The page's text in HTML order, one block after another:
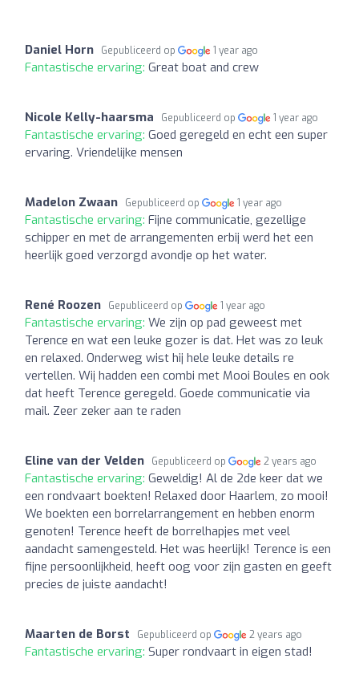
Daniel Horn Gepubliceerd op 1 year ago
Fantastische ervaring: Great boat and crew
Nicole Kelly-haarsma Gepubliceerd op 1 year ago
Fantastische ervaring: Goed geregeld en echt een super
ervaring. Vriendelijke mensen
Madelon Zwaan Gepubliceerd op 1 year ago
Fantastische ervaring: Fijne communicatie, gezellige
schipper en met de arrangementen erbij werd het een
heerlijk goed verzorgd avondje op het water.
René Roozen Gepubliceerd op 1 year ago
Fantastische ervaring: We zijn op pad geweest met
Terence en wat een leuke gozer is dat. Het was zo leuk
en relaxed. Onderweg wist hij hele leuke details re
vertellen. Wij hadden een combi met Mooi Boules en ook
dat heeft Terence geregeld. Goede communicatie via
mail. Zeer zeker aan te raden
Eline van der Velden Gepubliceerd op 2 years ago
Fantastische ervaring: Geweldig! Al de 2de keer dat we
een rondvaart boekten! Relaxed door Haarlem, zo mooi!
We boekten een borrelarrangement en hebben enorm
genoten! Terence heeft de borrelhapjes met veel
aandacht samengesteld. Het was heerlijk! Terence is een
fijne persoonlijkheid, heeft oog voor zijn gasten en geeft
precies de juiste aandacht!
Maarten de Borst Gepubliceerd op 2 years ago
Fantastische ervaring: Super rondvaart in eigen stad!